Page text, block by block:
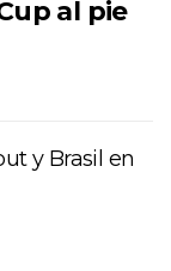
al pie
y Brasil en